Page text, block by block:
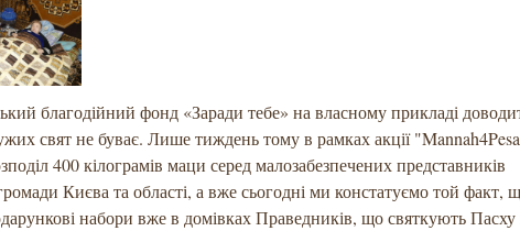
благодійний фонд «Заради тебе» на власному прикладі
свят не буває. Лише тиждень тому в рамках акції
400 кілограмів маци серед малозабезпечених представників
Києва та області, а вже сьогодні ми констатуємо той факт,
набори вже в домівках Праведників, що святкують Пасху